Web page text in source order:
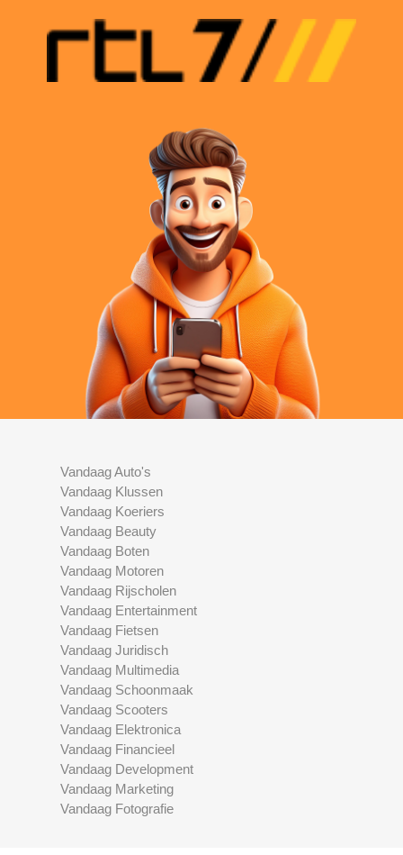
Vandaag Auto's
Vandaag Klussen
Vandaag Koeriers
Vandaag Beauty
Vandaag Boten
Vandaag Motoren
Vandaag Rijscholen
Vandaag Entertainment
Vandaag Fietsen
Vandaag Juridisch
Vandaag Multimedia
Vandaag Schoonmaak
Vandaag Scooters
Vandaag Elektronica
Vandaag Financieel
Vandaag Development
Vandaag Marketing
Vandaag Fotografie